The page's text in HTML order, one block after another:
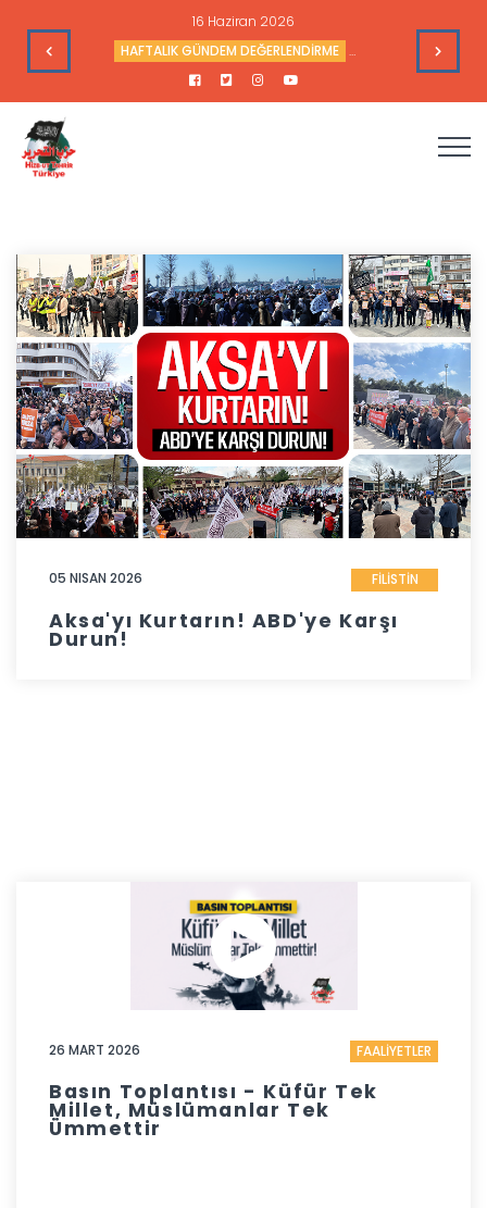
16 Haziran 2026
HAFTALIK GÜNDEM DEĞERLENDİRME Haftalık
05 NISAN 2026 FİLİSTİN
Aksa'yı Kurtarın! ABD'ye Karşı
Durun!
26 MART 2026 FAALİYETLER
Basın Toplantısı - Küfür Tek
Millet, Müslümanlar Tek
Ümmettir